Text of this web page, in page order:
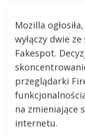
Mozilla
wyłączy dwie
Fakespot.
przeglądarki
na zmieniające
internetu.